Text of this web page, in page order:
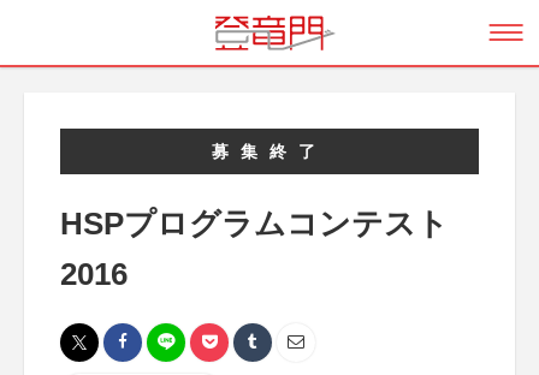
募集終了
HSPプログラムコンテスト
2016